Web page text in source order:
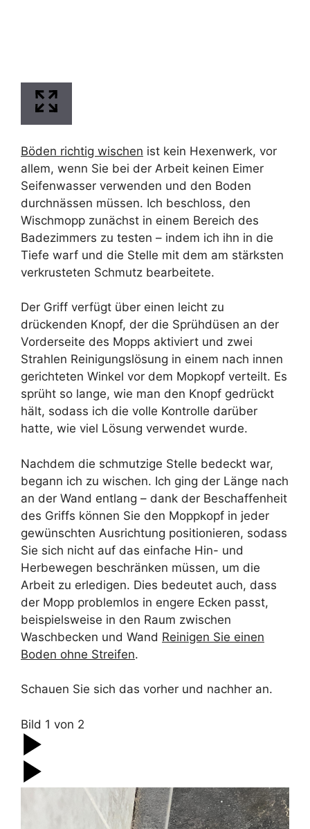
Böden richtig wischen ist kein Hexenwerk, vor
allem, wenn Sie bei der Arbeit keinen Eimer
Seifenwasser verwenden und den Boden
durchnässen müssen. Ich beschloss, den
Wischmopp zunächst in einem Bereich des
Badezimmers zu testen – indem ich ihn in die
Tiefe warf und die Stelle mit dem am stärksten
verkrusteten Schmutz bearbeitete.
Der Griff verfügt über einen leicht zu
drückenden Knopf, der die Sprühdüsen an der
Vorderseite des Mopps aktiviert und zwei
Strahlen Reinigungslösung in einem nach innen
gerichteten Winkel vor dem Mopkopf verteilt. Es
sprüht so lange, wie man den Knopf gedrückt
hält, sodass ich die volle Kontrolle darüber
hatte, wie viel Lösung verwendet wurde.
Nachdem die schmutzige Stelle bedeckt war,
begann ich zu wischen. Ich ging der Länge nach
an der Wand entlang – dank der Beschaffenheit
des Griffs können Sie den Moppkopf in jeder
gewünschten Ausrichtung positionieren, sodass
Sie sich nicht auf das einfache Hin- und
Herbewegen beschränken müssen, um die
Arbeit zu erledigen. Dies bedeutet auch, dass
der Mopp problemlos in engere Ecken passt,
beispielsweise in den Raum zwischen
Waschbecken und Wand Reinigen Sie einen
Boden ohne Streifen.
Schauen Sie sich das vorher und nachher an.
Bild 1 von 2